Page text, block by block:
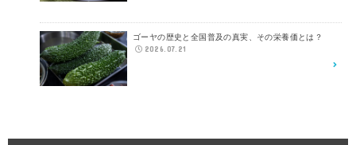
ゴーヤの歴史と全国普及の真実、その栄養価とは？
2026.07.21